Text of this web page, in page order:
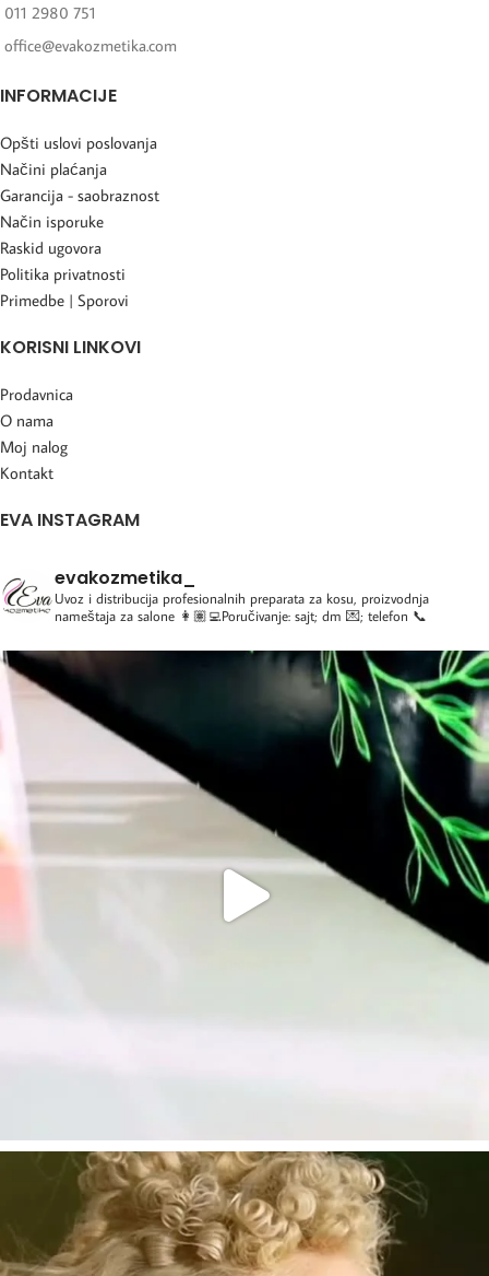
011 2980 751
office@evakozmetika.com
INFORMACIJE
Opšti uslovi poslovanja
Načini plaćanja
Garancija - saobraznost
Način isporuke
Raskid ugovora
Politika privatnosti
Primedbe | Sporovi
KORISNI LINKOVI
Prodavnica
O nama
Moj nalog
Kontakt
EVA INSTAGRAM
evakozmetika_
Uvoz i distribucija profesionalnih preparata za kosu, proizvodnja
nameštaja za salone 👩🏽‍💻Poručivanje: sajt; dm 💌; telefon 📞